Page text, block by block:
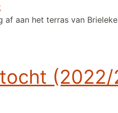
af aan het terras van
(2022/